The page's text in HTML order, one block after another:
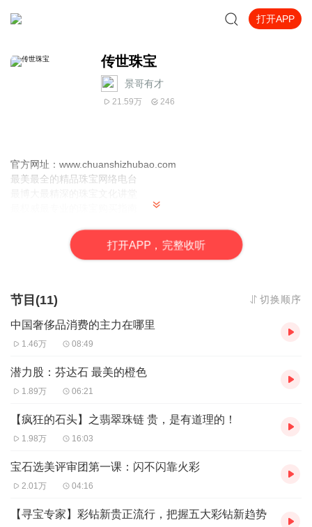
打开APP
传世珠宝
景哥有才
21.59万 246
官方网址：www.chuanshizhubao.com
最美最全的精品珠宝网络电台
打开APP，完整收听
节目(11) 切换顺序
中国奢侈品消费的主力在哪里
1.46万 08:49
潜力股：芬达石 最美的橙色
1.89万 06:21
【疯狂的石头】之翡翠珠链 贵，是有道理的！
1.98万 16:03
宝石选美评审团第一课：闪不闪靠火彩
2.01万 04:16
【寻宝专家】彩钻新贵正流行，把握五大彩钻新趋势